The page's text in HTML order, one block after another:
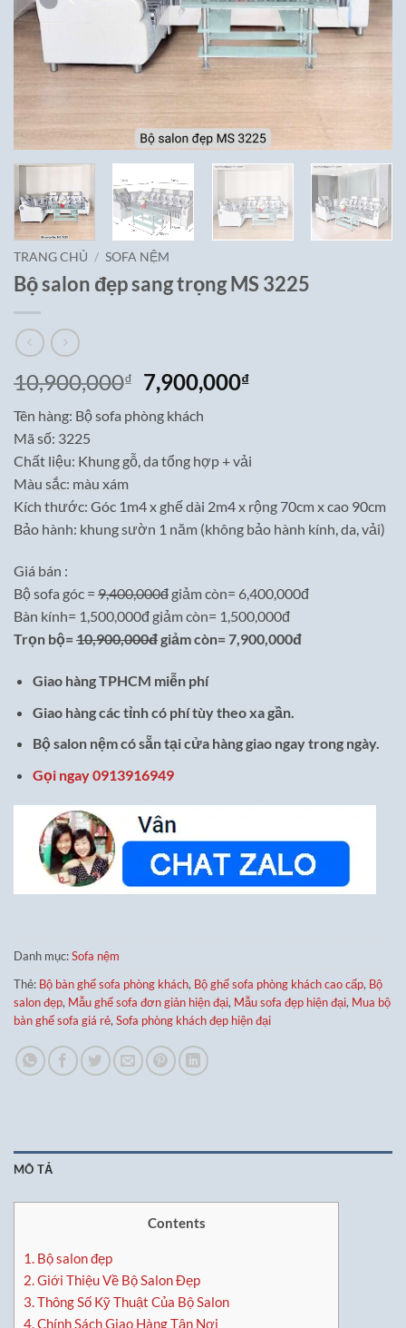
TRANG CHỦ / SOFA NỆM
Bộ salon đẹp sang trọng MS 3225
10,900,000₫
Giá
gốc
là:
7,900,000₫Giá
7,900,000₫.
Tên hàng: Bộ sofa phòng khách
Mã số: 3225
Chất liệu: Khung gỗ, da tổng hợp + vải
Màu sắc: màu xám
Kích thước: Góc 1m4 x ghế dài 2m4 x rộng 70cm x cao 90cm
Bảo hành: khung sườn 1 năm (không bảo hành kính, da, vải)
Giá bán :
Bộ sofa góc = 9,400,000đ giảm còn= 6,400,000đ
Bàn kính= 1,500,000đ giảm còn= 1,500,000đ
Trọn bộ=10,900,000đgiảm còn= 7,900,000đ
Giao hàng TPHCM miễn phí
Giao hàng các tỉnh có phí tùy theo xa gần.
Bộ salon nệm có sẵn tại cửa hàng giao ngay trong ngày.
Gọi ngay 0913916949
Danh mục:Sofa nệm
Thẻ: Bộ bàn ghế sofa phòng khách, Bộ ghế sofa phòng khách cao cấp, Bộ
salon đẹp, Mẫu ghế sofa đơn giản hiện đại, Mẫu sofa đẹp hiện đại, Mua bộ
bàn ghế sofa giá rẻ, Sofa phòng khách đẹp hiện đại
MÔ TẢ
Contents
1. Bộ salon đẹp
2.Giới Thiệu Về Bộ Salon Đẹp
3.Thông Số Kỹ Thuật Của Bộ Salon
4.Chính Sách Giao Hàng Tận Nơi